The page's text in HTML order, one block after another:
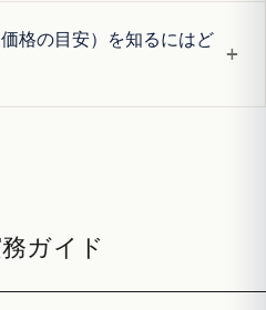
格の目安）を知るにはど
+
ガイド